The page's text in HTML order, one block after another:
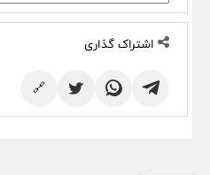
اشتراک گذاری
🔗